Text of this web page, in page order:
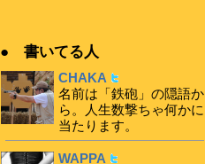
● 書いてる人
CHAKA
名前は「鉄砲」の隠語か
ら。人生数撃ちゃ何かに
当たります。
WAPPA